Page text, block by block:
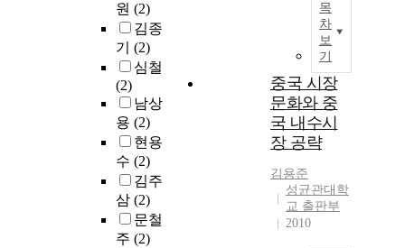
원 (2)
김종
기 (2)
심철
(2)
남상
용 (2)
현용
수 (2)
김주
삼 (2)
문철
주 (2)
목
차
보
기
중국 시장
문화와 중
국 내수시
장 공략
김용준
성균관대학
교 출판부
2010